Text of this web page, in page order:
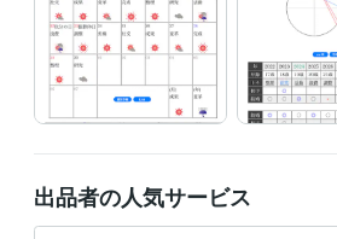
出品者の人気サービス